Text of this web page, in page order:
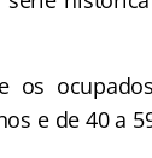
os
e de 40 a